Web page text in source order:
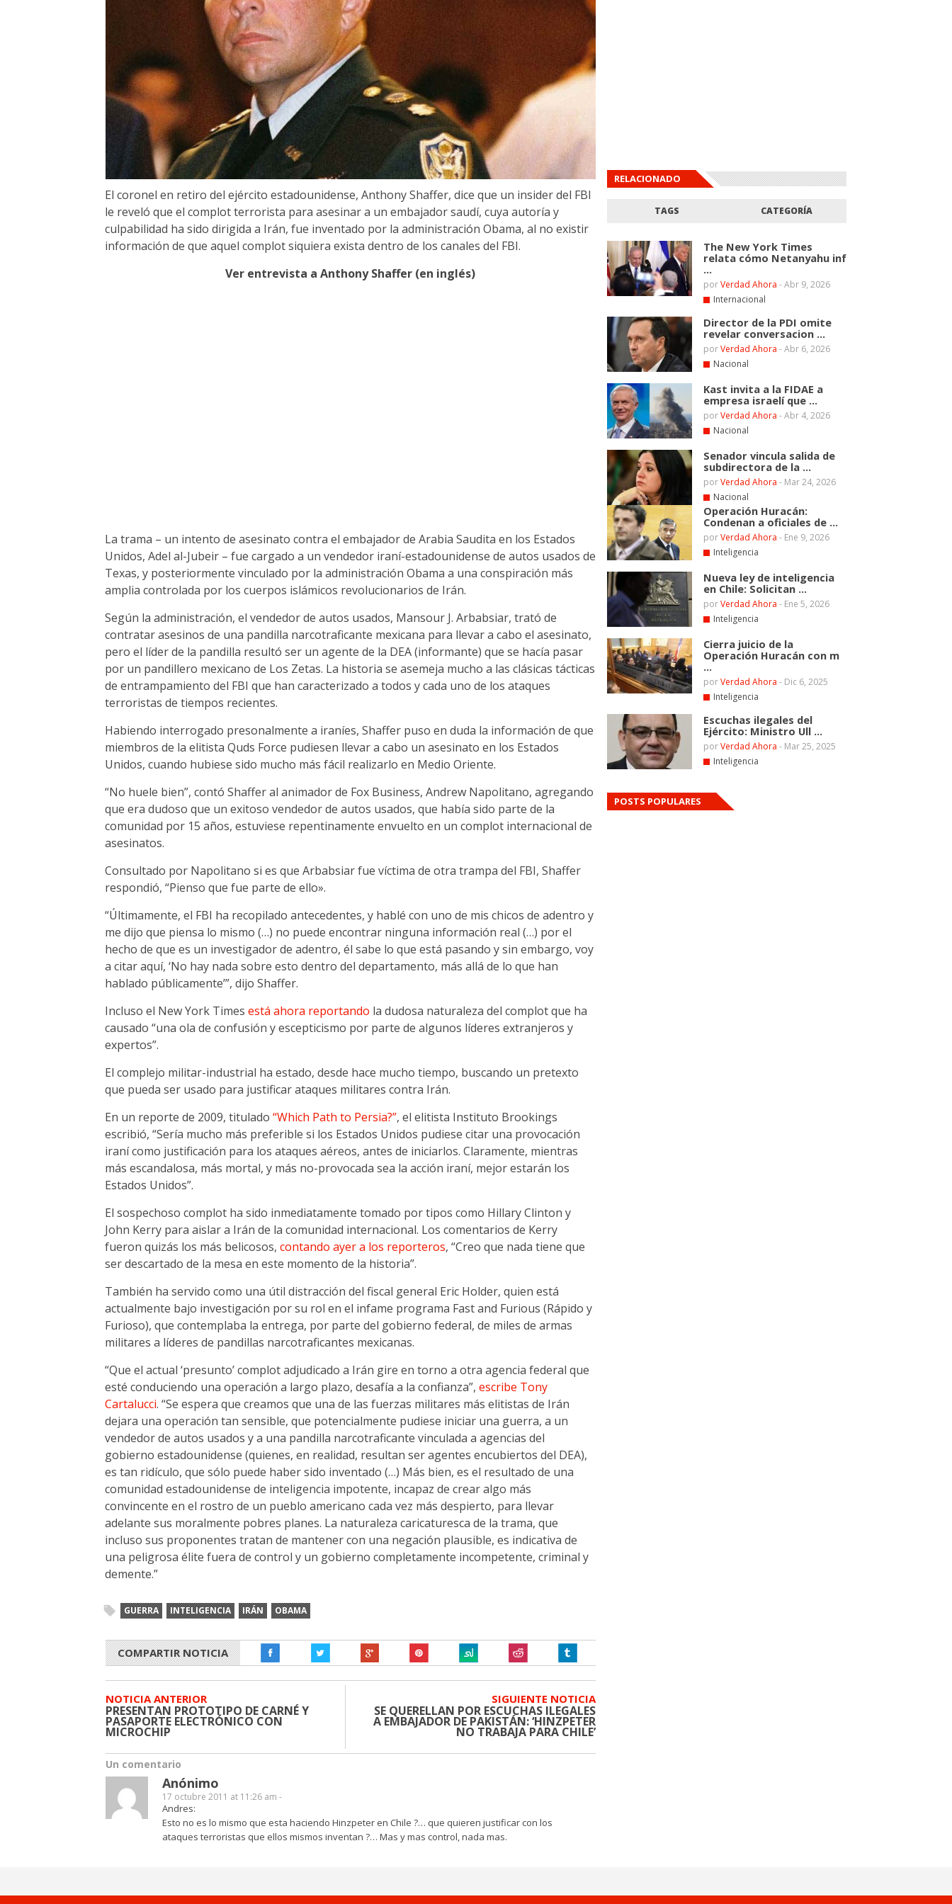
El coronel en retiro del ejército estadounidense, Anthony Shaffer, dice que un insider del FBI
le reveló que el complot terrorista para asesinar a un embajador saudí, cuya autoría y
culpabilidad ha sido dirigida a Irán, fue inventado por la administración Obama, al no existir
información de que aquel complot siquiera exista dentro de los canales del FBI.
Ver entrevista a Anthony Shaffer (en inglés)
La trama – un intento de asesinato contra el embajador de Arabia Saudita en los Estados
Unidos, Adel al-Jubeir – fue cargado a un vendedor iraní-estadounidense de autos usados de
Texas, y posteriormente vinculado por la administración Obama a una conspiración más
amplia controlada por los cuerpos islámicos revolucionarios de Irán.
Según la administración, el vendedor de autos usados, Mansour J. Arbabsiar, trató de
contratar asesinos de una pandilla narcotraficante mexicana para llevar a cabo el asesinato,
pero el líder de la pandilla resultó ser un agente de la DEA (informante) que se hacía pasar
por un pandillero mexicano de Los Zetas. La historia se asemeja mucho a las clásicas tácticas
de entrampamiento del FBI que han caracterizado a todos y cada uno de los ataques
terroristas de tiempos recientes.
Habiendo interrogado presonalmente a iraníes, Shaffer puso en duda la información de que
miembros de la elitista Quds Force pudiesen llevar a cabo un asesinato en los Estados
Unidos, cuando hubiese sido mucho más fácil realizarlo en Medio Oriente.
“No huele bien”, contó Shaffer al animador de Fox Business, Andrew Napolitano, agregando
que era dudoso que un exitoso vendedor de autos usados, que había sido parte de la
comunidad por 15 años, estuviese repentinamente envuelto en un complot internacional de
asesinatos.
Consultado por Napolitano si es que Arbabsiar fue víctima de otra trampa del FBI, Shaffer
respondió, “Pienso que fue parte de ello».
“Últimamente, el FBI ha recopilado antecedentes, y hablé con uno de mis chicos de adentro y
me dijo que piensa lo mismo (…) no puede encontrar ninguna información real (…) por el
hecho de que es un investigador de adentro, él sabe lo que está pasando y sin embargo, voy
a citar aquí, ‘No hay nada sobre esto dentro del departamento, más allá de lo que han
hablado públicamente’”, dijo Shaffer.
Incluso el New York Timesestá ahora reportando la dudosa naturaleza del complot que ha
causado “una ola de confusión y escepticismo por parte de algunos líderes extranjeros y
expertos”.
El complejo militar-industrial ha estado, desde hace mucho tiempo, buscando un pretexto
que pueda ser usado para justificar ataques militares contra Irán.
En un reporte de 2009, titulado“Which Path to Persia?”, el elitista Instituto Brookings
escribió, “Sería mucho más preferible si los Estados Unidos pudiese citar una provocación
iraní como justificación para los ataques aéreos, antes de iniciarlos. Claramente, mientras
más escandalosa, más mortal, y más no-provocada sea la acción iraní, mejor estarán los
Estados Unidos”.
El sospechoso complot ha sido inmediatamente tomado por tipos como Hillary Clinton y
John Kerry para aislar a Irán de la comunidad internacional. Los comentarios de Kerry
fueron quizás los más belicosos,contando ayer a los reporteros, “Creo que nada tiene que
ser descartado de la mesa en este momento de la historia”.
También ha servido como una útil distracción del fiscal general Eric Holder, quien está
actualmente bajo investigación por su rol en el infame programa Fast and Furious (Rápido y
Furioso), que contemplaba la entrega, por parte del gobierno federal, de miles de armas
militares a líderes de pandillas narcotraficantes mexicanas.
“Que el actual ‘presunto’ complot adjudicado a Irán gire en torno a otra agencia federal que
esté conduciendo una operación a largo plazo, desafía a la confianza”,escribe Tony
Cartalucci. “Se espera que creamos que una de las fuerzas militares más elitistas de Irán
dejara una operación tan sensible, que potencialmente pudiese iniciar una guerra, a un
vendedor de autos usados y a una pandilla narcotraficante vinculada a agencias del
gobierno estadounidense (quienes, en realidad, resultan ser agentes encubiertos del DEA),
es tan ridículo, que sólo puede haber sido inventado (…) Más bien, es el resultado de una
comunidad estadounidense de inteligencia impotente, incapaz de crear algo más
convincente en el rostro de un pueblo americano cada vez más despierto, para llevar
adelante sus moralmente pobres planes. La naturaleza caricaturesca de la trama, que
incluso sus proponentes tratan de mantener con una negación plausible, es indicativa de
una peligrosa élite fuera de control y un gobierno completamente incompetente, criminal y
demente.”
GUERRA INTELIGENCIA IRÁN OBAMA
COMPARTIR NOTICIA
NOTICIA ANTERIOR
PRESENTAN PROTOTIPO DE CARNÉ Y
PASAPORTE ELECTRÓNICO CON
MICROCHIP
SIGUIENTE NOTICIA
SE QUERELLAN POR ESCUCHAS ILEGALES
A EMBAJADOR DE PAKISTÁN: ‘HINZPETER
NO TRABAJA PARA CHILE’
Un comentario
Anónimo
17 octubre 2011 at 11:26 am -
Andres:
Esto no es lo mismo que esta haciendo Hinzpeter en Chile ?… que quieren justificar con los
ataques terroristas que ellos mismos inventan ?… Mas y mas control, nada mas.
RELACIONADO
TAGS CATEGORÍA
The New York Times
relata cómo Netanyahu inf
...
porVerdad Ahora -Abr 9, 2026
Internacional
Director de la PDI omite
revelar conversacion ...
porVerdad Ahora -Abr 6, 2026
Nacional
Kast invita a la FIDAE a
empresa israelí que ...
porVerdad Ahora -Abr 4, 2026
Nacional
Senador vincula salida de
subdirectora de la ...
porVerdad Ahora - Mar 24, 2026
Nacional
Operación Huracán:
Condenan a oficiales de ...
porVerdad Ahora - Ene 9, 2026
Inteligencia
Nueva ley de inteligencia
en Chile: Solicitan ...
porVerdad Ahora - Ene 5, 2026
Inteligencia
Cierra juicio de la
Operación Huracán con m
...
porVerdad Ahora - Dic 6, 2025
Inteligencia
Escuchas ilegales del
Ejército: Ministro Ull ...
porVerdad Ahora - Mar 25, 2025
Inteligencia
POSTS POPULARES